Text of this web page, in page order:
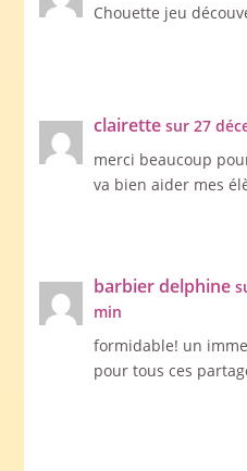
Chouette jeu
clairette sur 27
merci beaucoup
va bien aider mes
barbier delphine
min
formidable! un
pour tous ces